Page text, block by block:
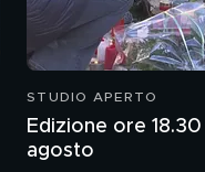
STUDIO APERTO
Edizione ore
agosto